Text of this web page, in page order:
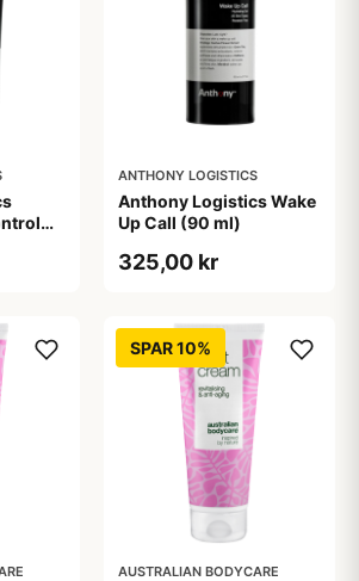
ANTHONY LOGISTICS
Anthony Logistics Wake
Up Call (90 ml)
325,00 kr
SPAR 10%
AUSTRALIAN BODYCARE